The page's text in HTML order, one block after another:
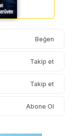
Beğen
Takip et
Takip et
Abone Ol